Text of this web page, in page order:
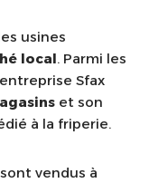
usines
local. Parmi les
Sfax
et son
à la friperie.
vendus à